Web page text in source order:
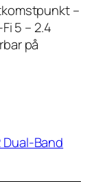
–
5 – 2.4
på
Dual-Band